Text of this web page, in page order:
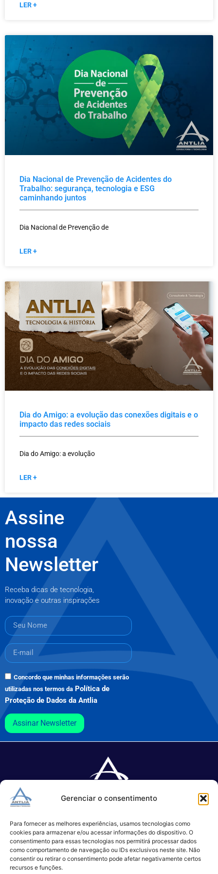
Gerenciar o consentimento
Para fornecer as melhores experiências, usamos tecnologias como
cookies para armazenar e/ou acessar informações do dispositivo. O
consentimento para essas tecnologias nos permitirá processar dados
como comportamento de navegação ou IDs exclusivos neste site. Não
consentir ou retirar o consentimento pode afetar negativamente certos
recursos e funções.
LER +
Dia Nacional de Prevenção de Acidentes do
Trabalho: segurança, tecnologia e ESG
caminhando juntos
Dia Nacional de Prevenção de
LER +
Dia do Amigo: a evolução das conexões digitais e o
impacto das redes sociais
Dia do Amigo: a evolução
LER +
Assine
nossa
Newsletter
Receba dicas de tecnologia,
inovação e outras inspirações
Concordo que minhas informações serão
utilizadas nos termos da Política de
Proteção de Dados da Antlia
Assinar Newsletter
TI.
(11) 3017-0999